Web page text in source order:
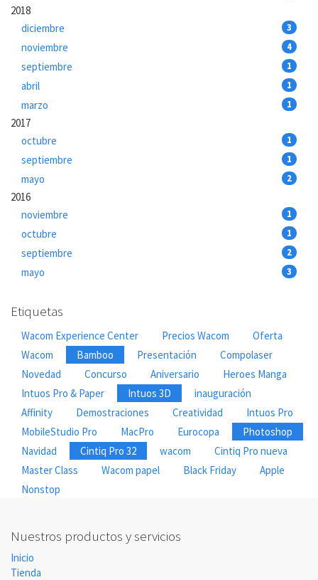
2018
diciembre
3
noviembre 4
septiembre 1
abril 1
marzo 1
2017
octubre
1
septiembre 1
mayo 2
2016
noviembre
1
octubre 1
septiembre 2
mayo 3
Etiquetas
Wacom Experience Center Precios Wacom
Oferta
Wacom
Bamboo Presentación
Compolaser
Novedad
Concurso Aniversario
Heroes Manga
Intuos Pro & Paper
Intuos 3D
inauguración
Affinity
Demostraciones Creatividad
Intuos Pro
MobileStudio Pro
MacPro Eurocopa
Photoshop
Navidad
Cintiq Pro 32 wacom
Cintiq Pro nueva
Master Class
Wacom papel Black Friday
Apple
Nonstop
Nuestros productos y servicios
Inicio
Tienda